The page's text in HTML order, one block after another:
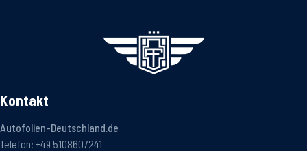
Kontakt
Autofolien-Deutschland.de
Telefon: +49 5108607241